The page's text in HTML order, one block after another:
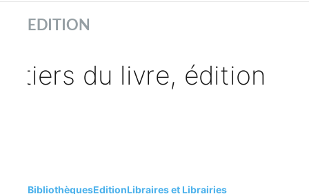
EDITION
BibliothèquesEditionLibraires et Librairies